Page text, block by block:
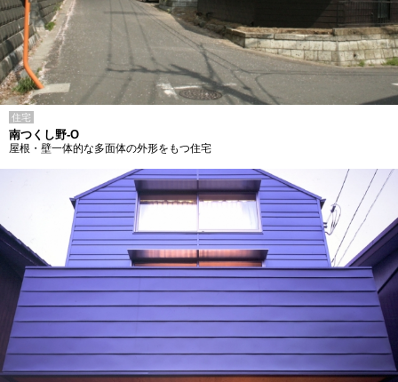
住宅
南つくし野-O
屋根・壁一体的な多面体の外形をもつ住宅